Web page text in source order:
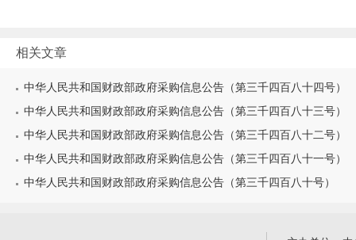
相关文章
中华人民共和国财政部政府采购信息公告（第三千四百八十四号）
中华人民共和国财政部政府采购信息公告（第三千四百八十三号）
中华人民共和国财政部政府采购信息公告（第三千四百八十二号）
中华人民共和国财政部政府采购信息公告（第三千四百八十一号）
中华人民共和国财政部政府采购信息公告（第三千四百八十号）